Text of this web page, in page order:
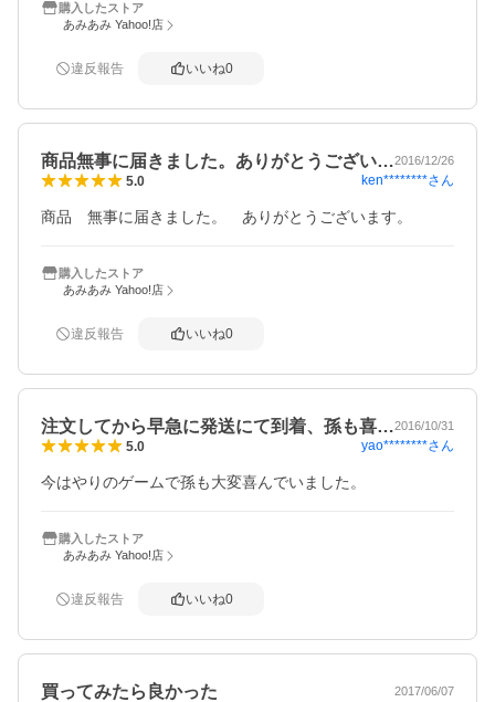
購入したストア
あみあみ Yahoo!店
違反報告 いいね0
商品無事に届きました。ありがとうござい…2016/12/26
5.0 ken********さん
商品　無事に届きました。　ありがとうございます。
購入したストア
あみあみ Yahoo!店
違反報告 いいね0
注文してから早急に発送にて到着、孫も喜…2016/10/31
5.0 yao********さん
今はやりのゲームで孫も大変喜んでいました。
購入したストア
あみあみ Yahoo!店
違反報告 いいね0
買ってみたら良かった 2017/06/07